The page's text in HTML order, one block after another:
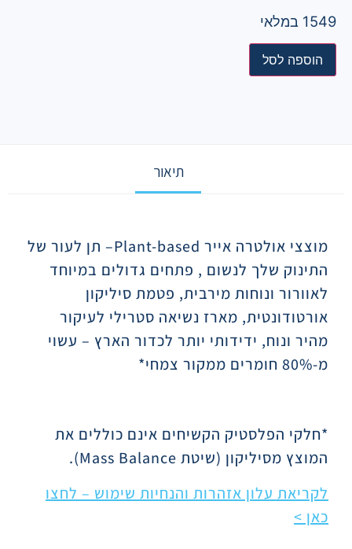
1549 במלאי
הוספה לסל
תיאור
מוצצי אולטרה אייר Plant-based– תן לעור של
התינוק שלך לנשום , פתחים גדולים במיוחד
לאוורור ונוחות מירבית, פטמת סיליקון
אורטודונטית, מארז נשיאה סטרילי לעיקור
מהיר ונוח, ידידותי יותר לכדור הארץ – עשוי
מ-80% חומרים ממקור צמחי*
*חלקי הפלסטיק הקשיחים אינם כוללים את
המוצץ מסיליקון (שיטת Mass Balance
).
לקריאת עלון אזהרות והנחיות שימוש – לחצו
כאן >